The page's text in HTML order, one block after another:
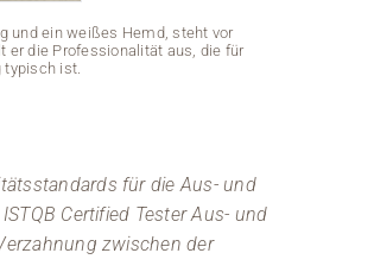
und ein weißes Hemd, steht vor
er die Professionalität aus, die für
typisch ist.
Ein Mann
für die Aus- und
Certified Tester Aus- und
zwischen der